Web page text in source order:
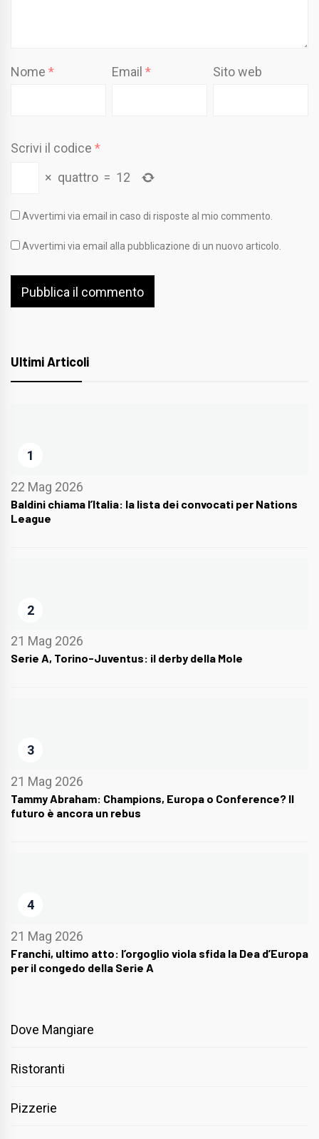
Nome * Email* Sito web
Scrivi il codice *
× quattro = 12
Avvertimi via email in caso di risposte al mio commento.
Avvertimi via email alla pubblicazione di un nuovo articolo.
Ultimi Articoli
1
22 Mag 2026
Baldini chiama l’Italia: la lista dei convocati per Nations
League
2
21 Mag 2026
Serie A, Torino-Juventus: il derby della Mole
3
21 Mag 2026
Tammy Abraham: Champions, Europa o Conference? Il
futuro è ancora un rebus
4
21 Mag 2026
Franchi, ultimo atto: l’orgoglio viola sfida la Dea d’Europa
per il congedo della Serie A
Dove Mangiare
Ristoranti
Pizzerie